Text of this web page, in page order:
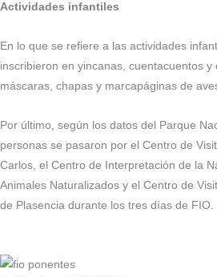
Actividades infantiles
En lo que se refiere a las actividades
inscribieron en yincanas, cuentacuentos y
máscaras, chapas y marcapáginas de
Por último, según los datos del Parque
personas se pasaron por el Centro de
Carlos, el Centro de Interpretación de la
Animales Naturalizados y el Centro de
de Plasencia durante los tres días de FIO.